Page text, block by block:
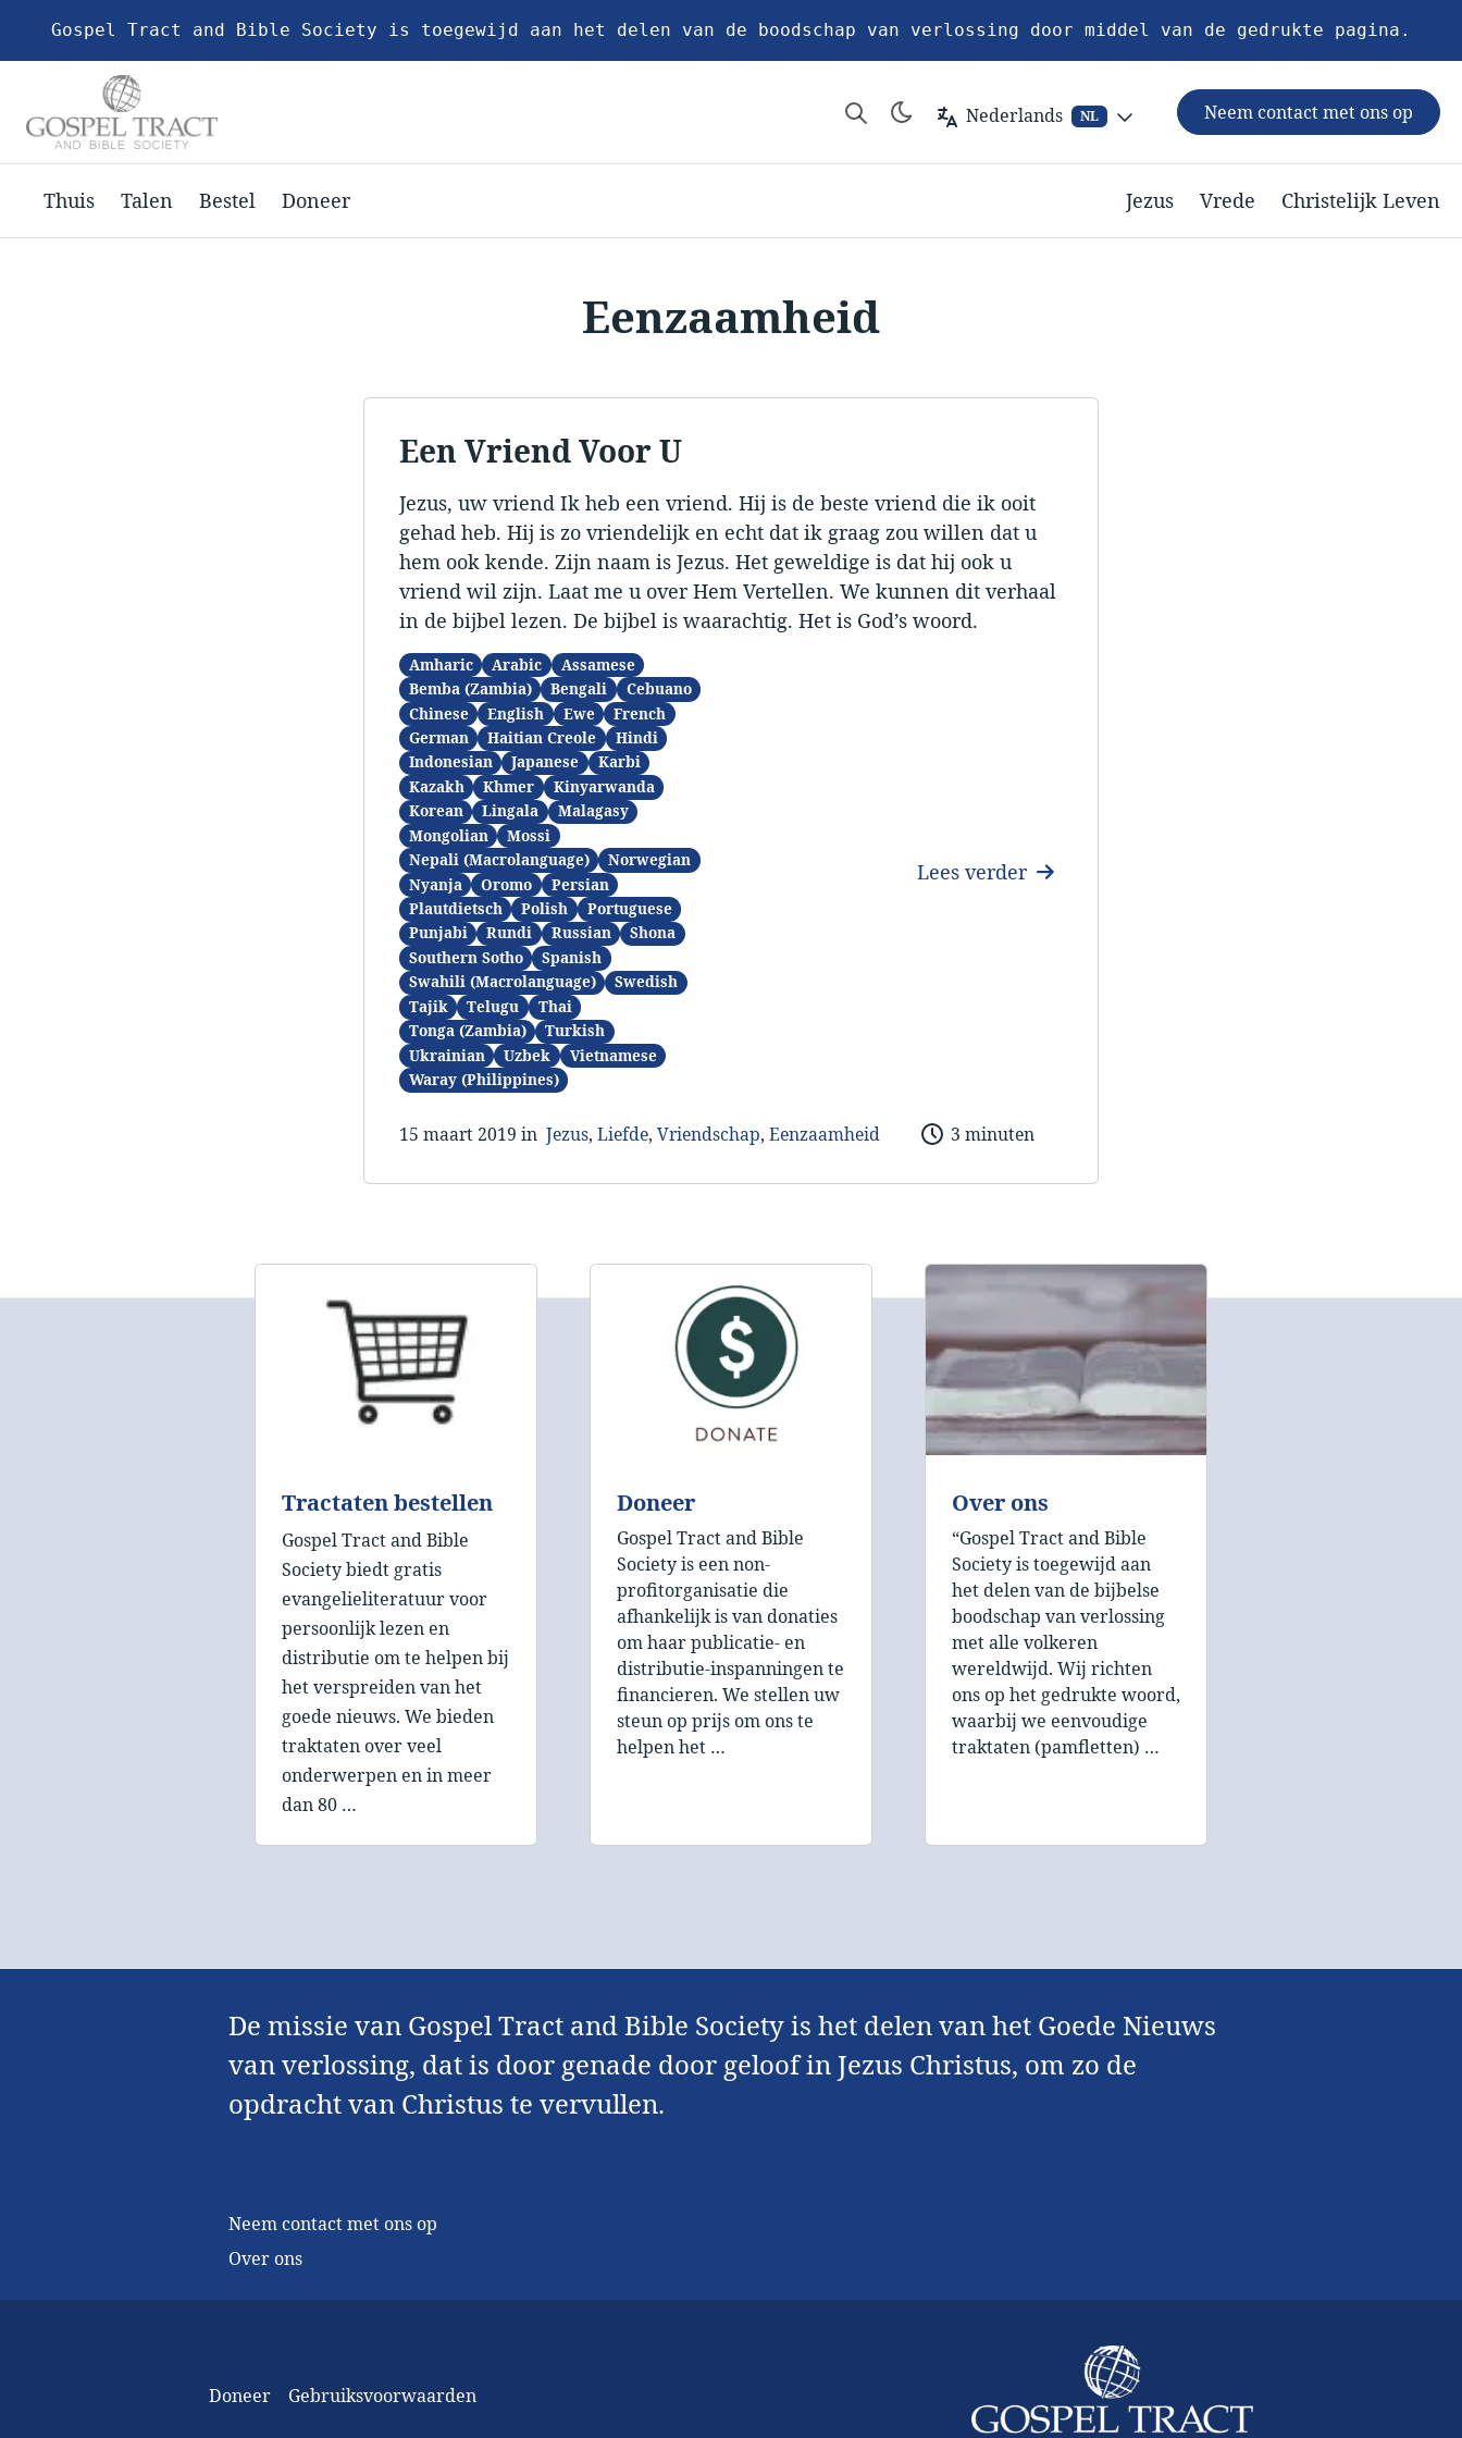
Gospel Tract and Bible Society is toegewijd aan het delen van de boodschap van verlossing door middel van de gedrukte pagina.
Nederlands NL Neem contact met ons op
Thuis Talen Bestel Doneer Jezus Vrede Christelijk Leven
Eenzaamheid
Een Vriend Voor U
Jezus, uw vriend Ik heb een vriend. Hij is de beste vriend die ik ooit
gehad heb. Hij is zo vriendelijk en echt dat ik graag zou willen dat u
hem ook kende. Zijn naam is Jezus. Het geweldige is dat hij ook u
vriend wil zijn. Laat me u over Hem Vertellen. We kunnen dit verhaal
in de bijbel lezen. De bijbel is waarachtig. Het is God’s woord.
Amharic Arabic
Assamese
Bemba (Zambia)
Bengali
Cebuano
Chinese
English Ewe
French
German
Haitian Creole
Hindi
Indonesian
Japanese
Karbi
Kazakh
Khmer
Kinyarwanda
Korean
Lingala
Malagasy
Mongolian
Mossi
Nepali (Macrolanguage)
Norwegian
Nyanja
Oromo
Persian
Plautdietsch
Polish
Portuguese
Punjabi
Rundi Russian
Shona
Southern Sotho
Spanish
Swahili (Macrolanguage)
Swedish
Tajik
Telugu
Thai
Tonga (Zambia)
Turkish
Ukrainian
Uzbek
Vietnamese
Waray (Philippines)
Lees verder
15 maart 2019 in Jezus, Liefde, Vriendschap, Eenzaamheid 3 minuten
Tractaten bestellen
Gospel Tract and Bible
Society biedt gratis
evangelieliteratuur voor
persoonlijk lezen en
distributie om te helpen bij
het verspreiden van het
goede nieuws. We bieden
traktaten over veel
onderwerpen en in meer
dan 80 …
Doneer
Gospel Tract and Bible
Society is een non-
profitorganisatie die
afhankelijk is van donaties
om haar publicatie- en
distributie-inspanningen te
financieren. We stellen uw
steun op prijs om ons te
helpen het …
Over ons
“Gospel Tract and Bible
Society is toegewijd aan
het delen van de bijbelse
boodschap van verlossing
met alle volkeren
wereldwijd. Wij richten
ons op het gedrukte woord,
waarbij we eenvoudige
traktaten (pamfletten) …
De missie van Gospel Tract and Bible Society is het delen van het Goede Nieuws
van verlossing, dat is door genade door geloof in Jezus Christus, om zo de
opdracht van Christus te vervullen.
Neem contact met ons op
Over ons
Doneer Gebruiksvoorwaarden